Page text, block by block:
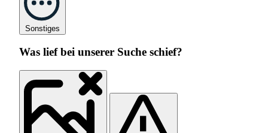
Sonstiges
Was lief bei unserer Suche schief?